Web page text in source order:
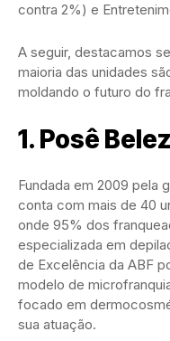
contra 2%) e
A seguir, destacamos
maioria das unidades
moldando o futuro do
1. Posê
Fundada em 2009 pela
conta com mais de 40
onde 95% dos
especializada em
de Excelência da ABF
modelo de
focado em
sua atuação.